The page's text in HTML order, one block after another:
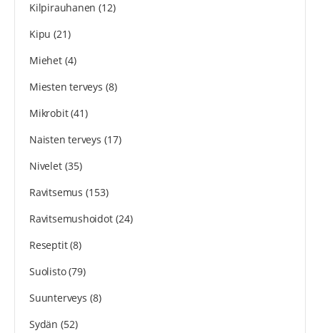
Kilpirauhanen (12)
Kipu (21)
Miehet(4)
Miesten terveys (8)
Mikrobit(41)
Naisten terveys (17)
Nivelet(35)
Ravitsemus (153)
Ravitsemushoidot(24)
Reseptit(8)
Suolisto(79)
Suunterveys (8)
Sydän (52)